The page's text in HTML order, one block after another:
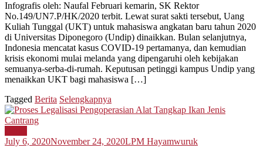
Infografis oleh: Naufal Februari kemarin, SK Rektor
No.149/UN7.P/HK/2020 terbit. Lewat surat sakti tersebut, Uang
Kuliah Tunggal (UKT) untuk mahasiswa angkatan baru tahun 2020
di Universitas Diponegoro (Undip) dinaikkan. Bulan selanjutnya,
Indonesia mencatat kasus COVID-19 pertamanya, dan kemudian
krisis ekonomi mulai melanda yang dipengaruhi oleh kebijakan
semuanya-serba-di-rumah. Keputusan petinggi kampus Undip yang
menaikkan UKT bagi mahasiswa […]
Tagged Berita Selengkapnya
July 6, 2020November 24, 2020LPM Hayamwuruk